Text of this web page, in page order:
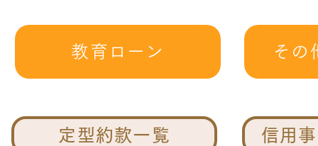
教育ローン その
定型約款一覧 信用